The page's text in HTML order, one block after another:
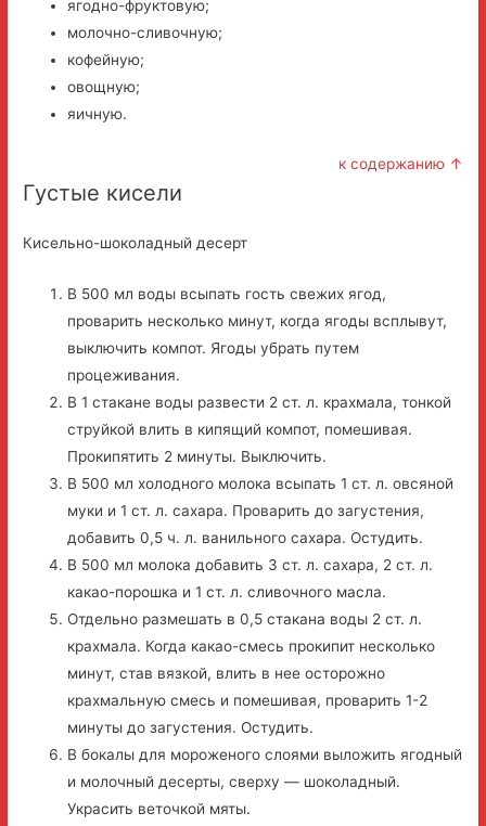
ягодно-фруктовую;
молочно-сливочную;
кофейную;
овощную;
яичную.
к содержанию ↑
Густые кисели
Кисельно-шоколадный десерт
В 500 мл воды всыпать гость свежих ягод,
проварить несколько минут, когда ягоды всплывут,
выключить компот. Ягоды убрать путем
процеживания.
В 1 стакане воды развести 2 ст. л. крахмала, тонкой
струйкой влить в кипящий компот, помешивая.
Прокипятить 2 минуты. Выключить.
В 500 мл холодного молока всыпать 1 ст. л. овсяной
муки и 1 ст. л. сахара. Проварить до загустения,
добавить 0,5 ч. л. ванильного сахара. Остудить.
В 500 мл молока добавить 3 ст. л. сахара, 2 ст. л.
какао-порошка и 1 ст. л. сливочного масла.
Отдельно размешать в 0,5 стакана воды 2 ст. л.
крахмала. Когда какао-смесь прокипит несколько
минут, став вязкой, влить в нее осторожно
крахмальную смесь и помешивая, проварить 1-2
минуты до загустения. Остудить.
В бокалы для мороженого слоями выложить ягодный
и молочный десерты, сверху — шоколадный.
Украсить веточкой мяты.